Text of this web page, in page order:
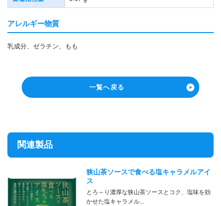
アレルギー物質
乳成分、ゼラチン、もも
一覧へ戻る
関連製品
狭山茶ソースで食べる塩キャラメルアイ
ス
とろ～り濃厚な狭山茶ソースとコク、塩味を効
かせた塩キャラメル...